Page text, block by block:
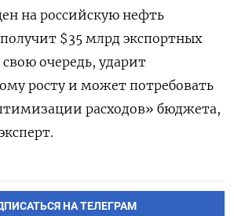
на российскую нефть
$35 млрд экспортных
свою очередь, ударит
росту и может потребовать
расходов» бюджета,
НА ТЕЛЕГРАМ